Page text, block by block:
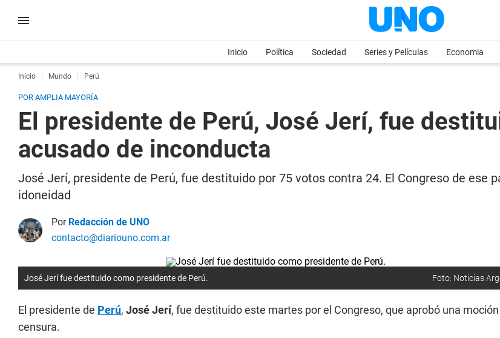
Inicio Política Sociedad Series y Películas Economia
Inicio Mundo Perú
POR AMPLIA MAYORÍA
El presidente de Perú, José Jerí, fue
acusado de inconducta
José Jerí, presidente de Perú, fue destituido por 75 votos contra 24. El Congreso de ese
idoneidad
Por Redacción de UNO
contacto@diariouno.com.ar
José Jerí fue destituido como presidente de Perú. Foto: Noticias
El presidente de Perú, José Jerí, fue destituido este martes por el Congreso, que aprobó una
censura.